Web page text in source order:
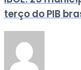
terço do PIB